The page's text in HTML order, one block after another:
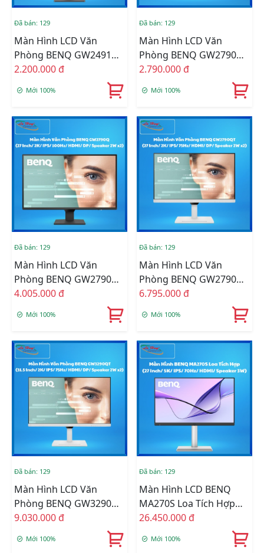
Đã bán: 129
Màn Hình LCD Văn
Phòng BENQ GW2491
(23.8 Inch/ IPS/ FHD/
2.200.000 đ
Mới 100%
Đã bán: 129
Màn Hình LCD Văn
Phòng BENQ GW2790
Loa Tích Hợp (27 Inch/
FHD/ IPS/ 100Hz/ HDMI/
DP/ Speaker 2W X2)
2.790.000 đ
Mới 100%
Đã bán: 129
Màn Hình LCD Văn
Phòng BENQ GW2790Q
Loa Tích Hợp (27 Inch/
2K/ IPS/ 100Hz/ HDMI/
DP/ Speaker 2W X2)
4.005.000 đ
Mới 100%
Đã bán: 129
Màn Hình LCD Văn
Phòng BENQ GW2790QT
Loa Tích Hợp (27 Inch/
2K/ IPS/ 75Hz/ HDMI/
DP/ Speaker 2W X2)
6.795.000 đ
Mới 100%
Đã bán: 129
Màn Hình LCD Văn
Phòng BENQ GW3290QT
Loa Tích Hợp (31.5 Inch/
2K/ IPS/ 75Hz/ HDMI/
DP/ Speaker 2W X2)
9.030.000 đ
Mới 100%
Đã bán: 129
Màn Hình LCD BENQ
MA270S Loa Tích Hợp
Tối Ưu Màu Cho Sắc Cho
Mac/Macbook (27 Inch/
5K/ IPS/ 70Hz/ HDMI/
26.450.000 đ
Mới 100%